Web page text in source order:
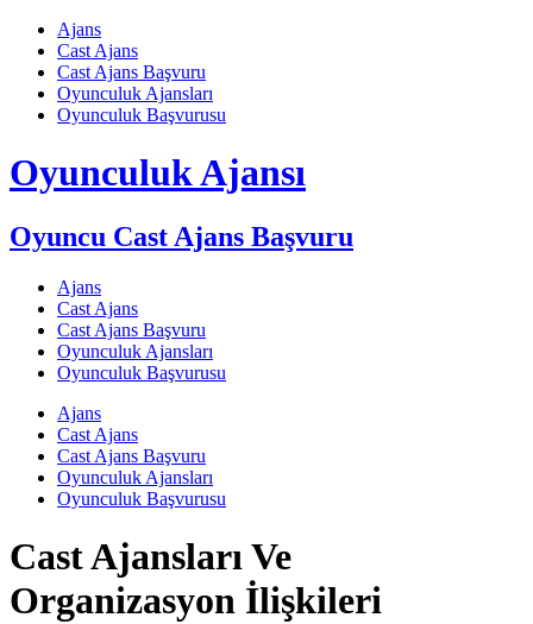
Skip
content
Ajans
Cast Ajans
Cast Ajans Başvuru
Oyunculuk Ajansları
Oyunculuk Başvurusu
Oyunculuk Ajansı
Oyuncu Cast Ajans Başvuru
Ajans
Cast Ajans
Cast Ajans Başvuru
Oyunculuk Ajansları
Oyunculuk Başvurusu
Ajans
Cast Ajans
Cast Ajans Başvuru
Oyunculuk Ajansları
Oyunculuk Başvurusu
Cast Ajansları Ve
Organizasyon İlişkileri